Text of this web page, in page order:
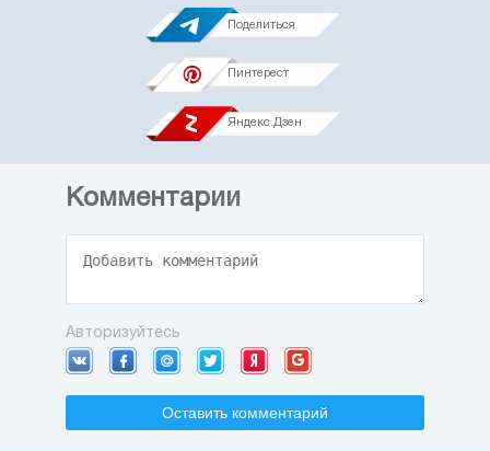
Поделиться
Пинтерест
Яндекс.Дзен
Комментарии
Авторизуйтесь
Оставить комментарий